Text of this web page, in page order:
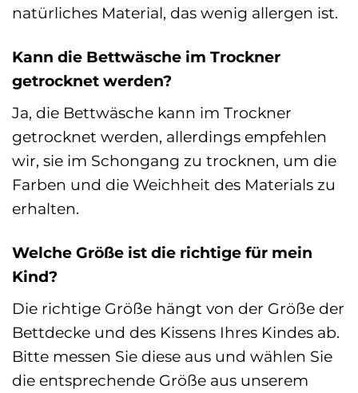
natürliches Material, das wenig allergen ist.
Kann die Bettwäsche im Trockner
getrocknet werden?
Ja, die Bettwäsche kann im Trockner
getrocknet werden, allerdings empfehlen
wir, sie im Schongang zu trocknen, um die
Farben und die Weichheit des Materials zu
erhalten.
Welche Größe ist die richtige für mein
Kind?
Die richtige Größe hängt von der Größe der
Bettdecke und des Kissens Ihres Kindes ab.
Bitte messen Sie diese aus und wählen Sie
die entsprechende Größe aus unserem